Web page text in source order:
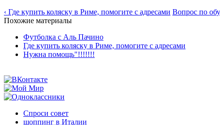
‹ Где купить коляску в Риме, помогите с адресами Вопрос по
Похожие материалы
Футболка с Аль Пачино
Где купить коляску в Риме, помогите с адресами
Нужна помощь"!!!!!!!
Спроси совет
шоппинг в Италии